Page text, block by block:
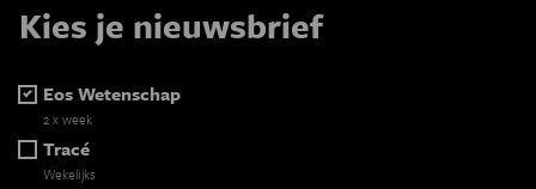
Kies je nieuwsbrief
Eos Wetenschap
2 x week
Tracé
Wekelijks